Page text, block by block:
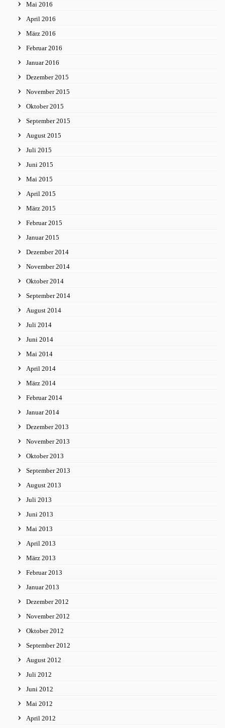
Mai 2016
April 2016
März 2016
Februar 2016
Januar 2016
Dezember 2015
November 2015
Oktober 2015
September 2015
August 2015
Juli 2015
Juni 2015
Mai 2015
April 2015
März 2015
Februar 2015
Januar 2015
Dezember 2014
November 2014
Oktober 2014
September 2014
August 2014
Juli 2014
Juni 2014
Mai 2014
April 2014
März 2014
Februar 2014
Januar 2014
Dezember 2013
November 2013
Oktober 2013
September 2013
August 2013
Juli 2013
Juni 2013
Mai 2013
April 2013
März 2013
Februar 2013
Januar 2013
Dezember 2012
November 2012
Oktober 2012
September 2012
August 2012
Juli 2012
Juni 2012
Mai 2012
April 2012